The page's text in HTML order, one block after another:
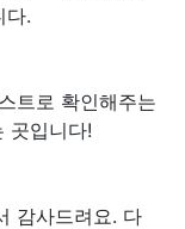
다.
트로 확인해주는
곳입니다!
감사드려요. 다